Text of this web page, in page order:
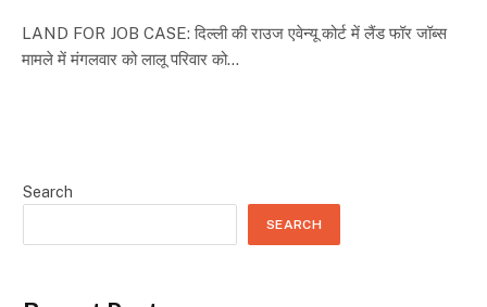
LAND FOR JOB CASE: दिल्ली की राउज एवेन्यू कोर्ट में लैंड फॉर जॉब्स
मामले में मंगलवार को लालू परिवार को…
Search
SEARCH